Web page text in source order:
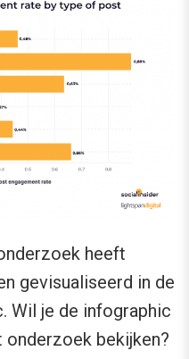
heeft
gevisualiseerd in de
Wil je de infographic
onderzoek bekijken?